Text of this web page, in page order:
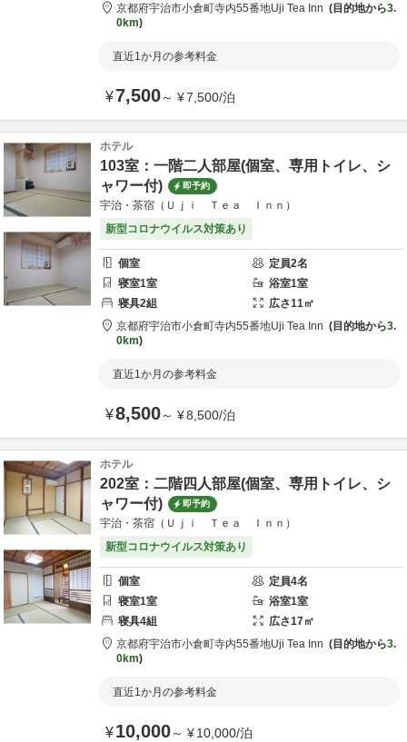
京都府宇治市小倉町寺内55番地Uji Tea Inn 目的地から3.
0km
直近1か月の参考料金
¥7,500～ ¥7,500/泊
ホテル
103室：一階二人部屋(個室、専用トイレ、シ
ャワー付)
即予約
宇治・茶宿（Ｕｊｉ Ｔｅａ Ｉｎｎ）
新型コロナウイルス対策あり
個室 定員2名
寝室1室 浴室1室
寝具2組 広さ11㎡
京都府宇治市小倉町寺内55番地Uji Tea Inn 目的地から3.
0km
直近1か月の参考料金
¥8,500～ ¥8,500/泊
ホテル
202室：二階四人部屋(個室、専用トイレ、シ
ャワー付)
即予約
宇治・茶宿（Ｕｊｉ Ｔｅａ Ｉｎｎ）
新型コロナウイルス対策あり
個室 定員4名
寝室1室 浴室1室
寝具4組 広さ17㎡
京都府宇治市小倉町寺内55番地Uji Tea Inn 目的地から3.
0km
直近1か月の参考料金
¥10,000～ ¥10,000/泊